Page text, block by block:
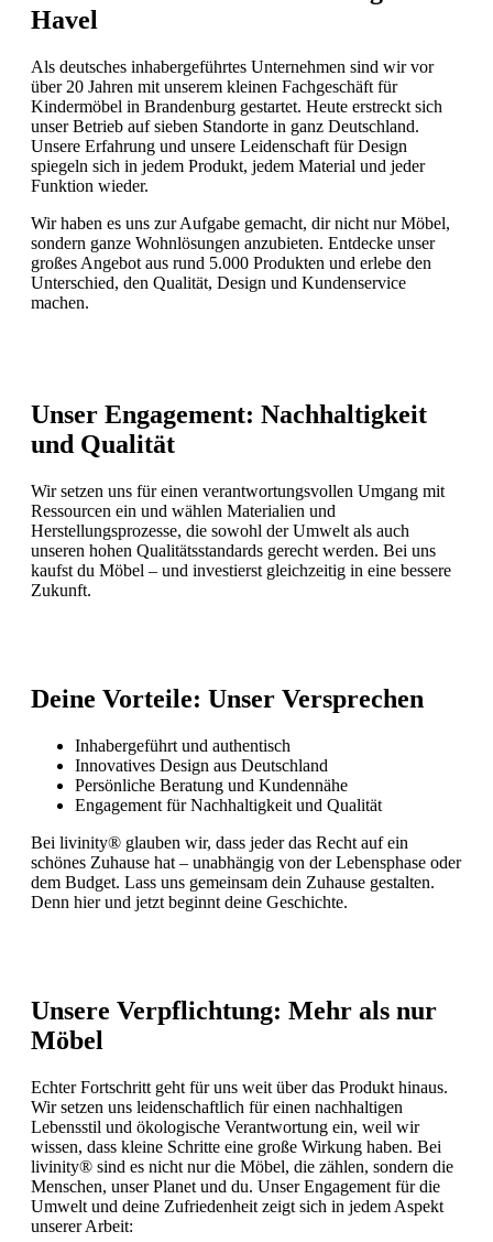
Havel
Als deutsches inhabergeführtes Unternehmen sind wir vor
über 20 Jahren mit unserem kleinen Fachgeschäft für
Kindermöbel in Brandenburg gestartet. Heute erstreckt sich
unser Betrieb auf sieben Standorte in ganz Deutschland.
Unsere Erfahrung und unsere Leidenschaft für Design
spiegeln sich in jedem Produkt, jedem Material und jeder
Funktion wieder.
Wir haben es uns zur Aufgabe gemacht, dir nicht nur Möbel,
sondern ganze Wohnlösungen anzubieten. Entdecke unser
großes Angebot aus rund 5.000 Produkten und erlebe den
Unterschied, den Qualität, Design und Kundenservice
machen.
Unser Engagement: Nachhaltigkeit
und Qualität
Wir setzen uns für einen verantwortungsvollen Umgang mit
Ressourcen ein und wählen Materialien und
Herstellungsprozesse, die sowohl der Umwelt als auch
unseren hohen Qualitätsstandards gerecht werden. Bei uns
kaufst du Möbel – und investierst gleichzeitig in eine bessere
Zukunft.
Deine Vorteile: Unser Versprechen
Inhabergeführt und authentisch
Innovatives Design aus Deutschland
Persönliche Beratung und Kundennähe
Engagement für Nachhaltigkeit und Qualität
Bei livinity® glauben wir, dass jeder das Recht auf ein
schönes Zuhause hat – unabhängig von der Lebensphase oder
dem Budget. Lass uns gemeinsam dein Zuhause gestalten.
Denn hier und jetzt beginnt deine Geschichte.
Unsere Verpflichtung: Mehr als nur
Möbel
Echter Fortschritt geht für uns weit über das Produkt hinaus.
Wir setzen uns leidenschaftlich für einen nachhaltigen
Lebensstil und ökologische Verantwortung ein, weil wir
wissen, dass kleine Schritte eine große Wirkung haben. Bei
livinity® sind es nicht nur die Möbel, die zählen, sondern die
Menschen, unser Planet und du. Unser Engagement für die
Umwelt und deine Zufriedenheit zeigt sich in jedem Aspekt
unserer Arbeit: